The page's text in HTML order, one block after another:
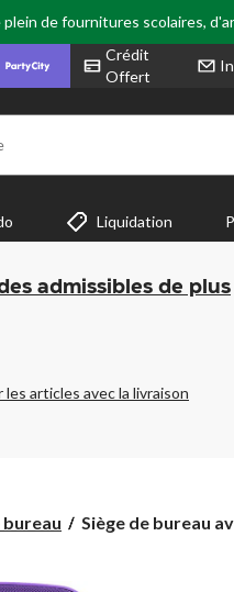
de fournitures scolaires,
Crédit
Offert
Liquidation
admissibles de plus
les articles avec la livraison
bureau
Siège
Siège de bureau